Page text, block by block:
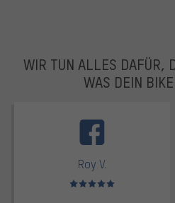
WIR TUN ALLES DAFÜR,
WAS DEIN
Roy V.
Bewertungen: 5 von 5